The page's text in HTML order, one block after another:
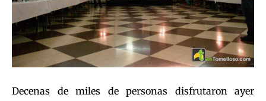
Decenas de miles de personas disfrutaron ayer